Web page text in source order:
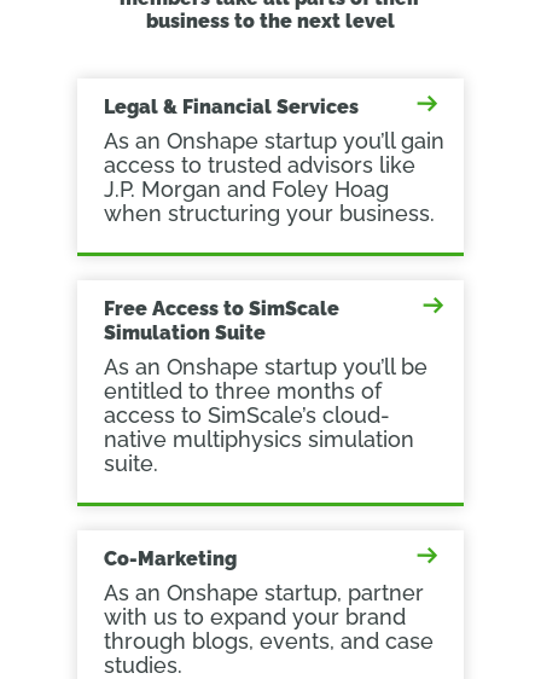
business to the next level
Legal & Financial Services
As an Onshape startup you’ll gain
access to trusted advisors like
J.P. Morgan and Foley Hoag
when structuring your business.
Free Access to SimScale
Simulation Suite
As an Onshape startup you’ll be
entitled to three months of
access to SimScale’s cloud-
native multiphysics simulation
suite.
Co-Marketing
As an Onshape startup, partner
with us to expand your brand
through blogs, events, and case
studies.